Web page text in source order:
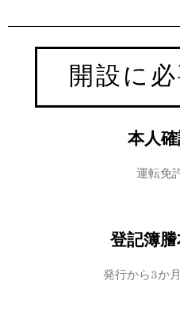
開設に
本人
運転免
登記簿
発行から3か